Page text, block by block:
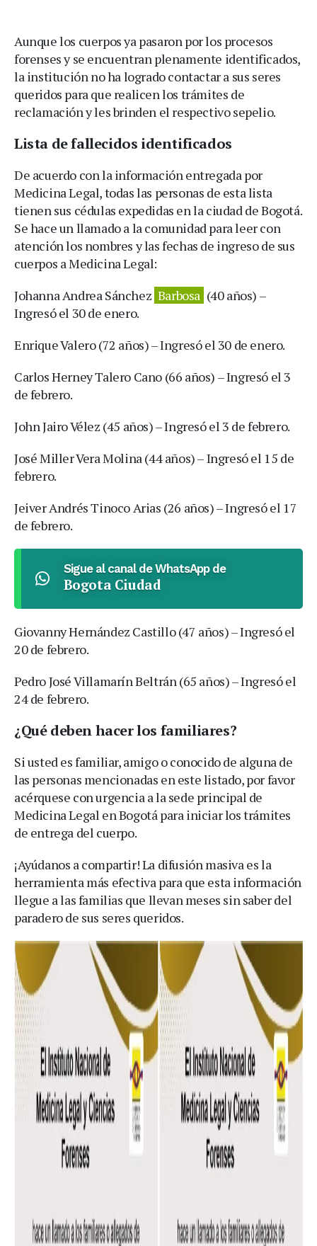
Aunque los cuerpos ya pasaron por los procesos
forenses y se encuentran plenamente identificados,
la institución no ha logrado contactar a sus seres
queridos para que realicen los trámites de
reclamación y les brinden el respectivo sepelio.
Lista de fallecidos identificados
De acuerdo con la información entregada por
Medicina Legal, todas las personas de esta lista
tienen sus cédulas expedidas en la ciudad de Bogotá.
Se hace un llamado a la comunidad para leer con
atención los nombres y las fechas de ingreso de sus
cuerpos a Medicina Legal:
Johanna Andrea Sánchez Barbosa (40 años) –
Ingresó el 30 de enero.
Enrique Valero (72 años) – Ingresó el 30 de enero.
Carlos Herney Talero Cano (66 años) – Ingresó el 3
de febrero.
John Jairo Vélez (45 años) – Ingresó el 3 de febrero.
José Miller Vera Molina (44 años) – Ingresó el 15 de
febrero.
Jeiver Andrés Tinoco Arias (26 años) – Ingresó el 17
de febrero.
Sigue al canal de WhatsApp de
Bogota Ciudad
Giovanny Hernández Castillo (47 años) – Ingresó el
20 de febrero.
Pedro José Villamarín Beltrán (65 años) – Ingresó el
24 de febrero.
¿Qué deben hacer los familiares?
Si usted es familiar, amigo o conocido de alguna de
las personas mencionadas en este listado, por favor
acérquese con urgencia a la sede principal de
Medicina Legal en Bogotá para iniciar los trámites
de entrega del cuerpo.
¡Ayúdanos a compartir! La difusión masiva es la
herramienta más efectiva para que esta información
llegue a las familias que llevan meses sin saber del
paradero de sus seres queridos.